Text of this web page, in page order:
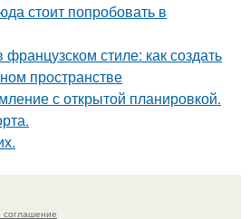
стоит попробовать в
стиле: как создать
пространстве
с открытой планировкой.
соглашение